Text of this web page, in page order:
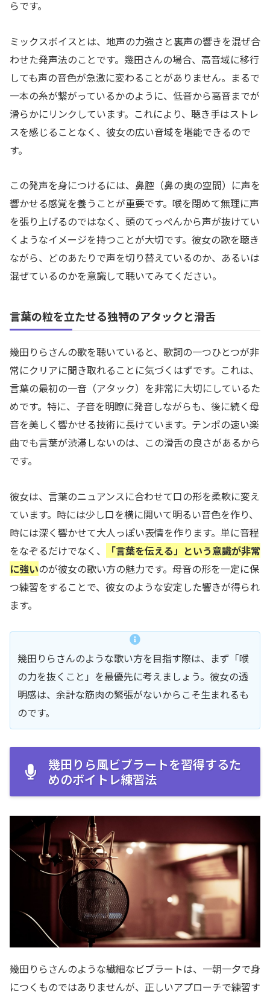
らです。
ミックスボイスとは、地声の力強さと裏声の響きを混ぜ合
わせた発声法のことです。幾田さんの場合、高音域に移行
しても声の音色が急激に変わることがありません。まるで
一本の糸が繋がっているかのように、低音から高音までが
滑らかにリンクしています。これにより、聴き手はストレ
スを感じることなく、彼女の広い音域を堪能できるので
す。
この発声を身につけるには、鼻腔（鼻の奥の空間）に声を
響かせる感覚を養うことが重要です。喉を閉めて無理に声
を張り上げるのではなく、頭のてっぺんから声が抜けてい
くようなイメージを持つことが大切です。彼女の歌を聴き
ながら、どのあたりで声を切り替えているのか、あるいは
混ぜているのかを意識して聴いてみてください。
言葉の粒を立たせる独特のアタックと滑舌
幾田りらさんの歌を聴いていると、歌詞の一つひとつが非
常にクリアに聞き取れることに気づくはずです。これは、
言葉の最初の一音（アタック）を非常に大切にしているた
めです。特に、子音を明瞭に発音しながらも、後に続く母
音を美しく響かせる技術に長けています。テンポの速い楽
曲でも言葉が渋滞しないのは、この滑舌の良さがあるから
です。
彼女は、言葉のニュアンスに合わせて口の形を柔軟に変え
ています。時には少し口を横に開いて明るい音色を作り、
時には深く響かせて大人っぽい表情を作ります。単に音程
をなぞるだけでなく、
「言葉を伝える」という意識が非常
に強いのが彼女の歌い方の魅力です。母音の形を一定に保
つ練習をすることで、彼女のような安定した響きが得られ
ます。
幾田りらさんのような歌い方を目指す際は、まず「喉
の力を抜くこと」を最優先に考えましょう。彼女の透
明感は、余計な筋肉の緊張がないからこそ生まれるも
のです。
幾田りら風ビブラートを習得するた
めのボイトレ練習法
幾田りらさんのような繊細なビブラートは、一朝一夕で身
につくものではありませんが、正しいアプローチで練習す